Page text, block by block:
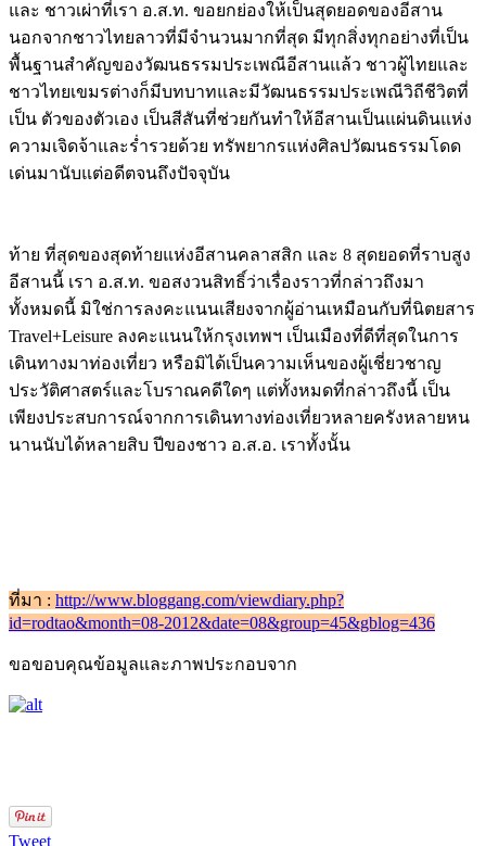
และ ชาวเผ่าที่เรา อ.ส.ท. ขอยกย่องให้เป็นสุดยอดของอีสาน
นอกจากชาวไทยลาวที่มีจำนวนมากที่สุด มีทุกสิ่งทุกอย่างที่เป็น
พื้นฐานสำคัญของวัฒนธรรมประเพณีอีสานแล้ว ชาวผู้ไทยและ
ชาวไทยเขมรต่างก็มีบทบาทและมีวัฒนธรรมประเพณีวิถีชีวิตที่
เป็น ตัวของตัวเอง เป็นสีสันที่ช่วยกันทำให้อีสานเป็นแผ่นดินแห่ง
ความเจิดจ้าและร่ำรวยด้วย ทรัพยากรแห่งศิลปวัฒนธรรมโดด
เด่นมานับแต่อดีตจนถึงปัจจุบัน
ท้าย ที่สุดของสุดท้ายแห่งอีสานคลาสสิก และ 8 สุดยอดที่ราบสูง
อีสานนี้ เรา อ.ส.ท. ขอสงวนสิทธิ์ว่าเรื่องราวที่กล่าวถึงมา
ทั้งหมดนี้ มิใช่การลงคะแนนเสียงจากผู้อ่านเหมือนกับที่นิตยสาร
Travel+Leisure ลงคะแนนให้กรุงเทพฯ เป็นเมืองที่ดีที่สุดในการ
เดินทางมาท่องเที่ยว หรือมิได้เป็นความเห็นของผู้เชี่ยวชาญ
ประวัติศาสตร์และโบราณคดีใดๆ แต่ทั้งหมดที่กล่าวถึงนี้ เป็น
เพียงประสบการณ์จากการเดินทางท่องเที่ยวหลายครังหลายหน
นานนับได้หลายสิบ ปีของชาว อ.ส.อ. เราทั้งนั้น
ที่มา : http://www.bloggang.com/viewdiary.php?
id=rodtao&month=08-2012&date=08&group=45&gblog=436
ขอขอบคุณข้อมูลและภาพประกอบจาก
Tweet